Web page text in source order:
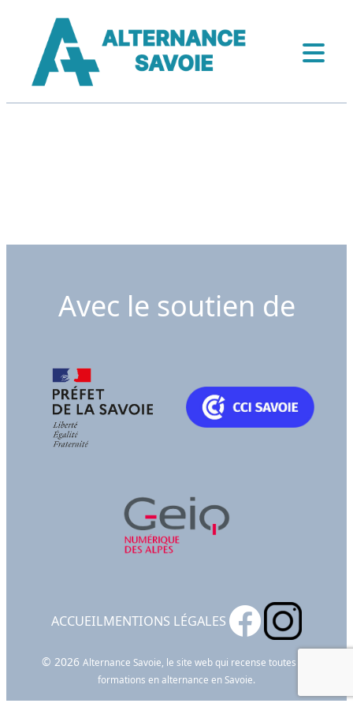
Avec le soutien de
ACCUEILMENTIONS LÉGALES
© 2026 Alternance Savoie, le site web qui recense toutes les
formations en alternance en Savoie.